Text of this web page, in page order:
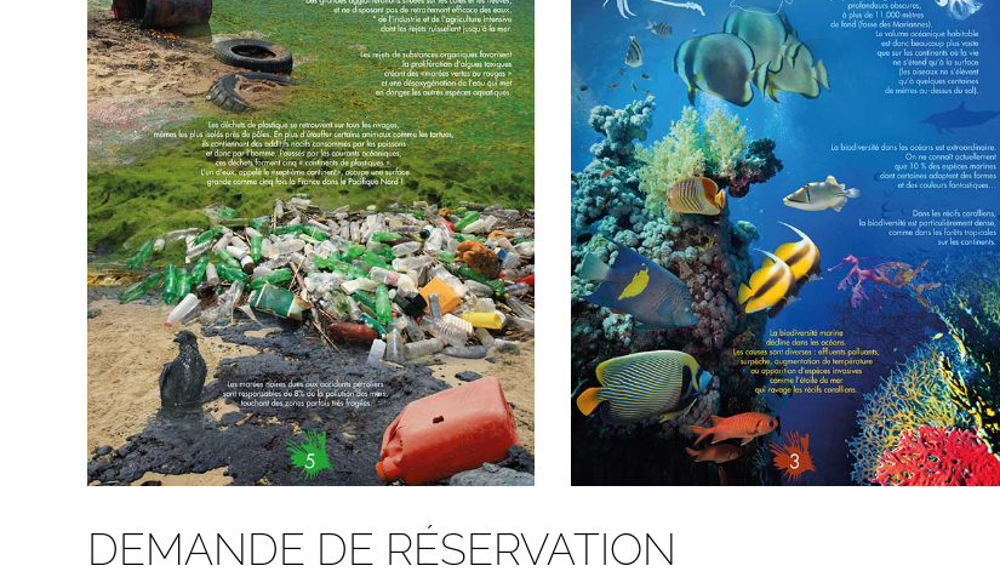
DEMANDE DE RÉSERVATION